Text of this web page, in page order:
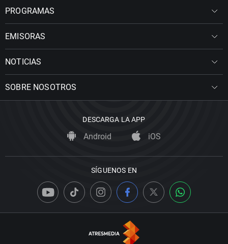
PROGRAMAS
EMISORAS
NOTICIAS
SOBRE NOSOTROS
DESCARGA LA APP
Android iOS
SÍGUENOS EN